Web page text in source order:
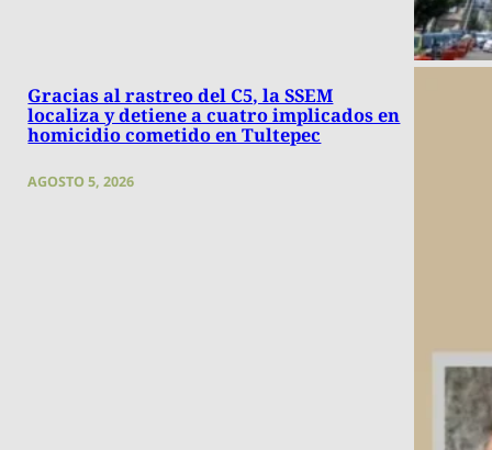
Gracias al rastreo del C5, la SSEM
localiza y detiene a cuatro implicados en
homicidio cometido en Tultepec
AGOSTO 5, 2026